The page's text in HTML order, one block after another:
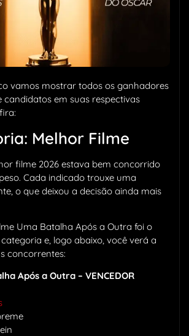
vamos mostrar todos os ganhadores
candidatos em suas respectivas
Melhor Filme
filme 2026 estava bem concorrido
Cada indicado trouxe uma
o que deixou a decisão ainda mais
Uma Batalha Após a Outra foi o
e, logo abaixo, você verá a
concorrentes:
Após a Outra – VENCEDOR